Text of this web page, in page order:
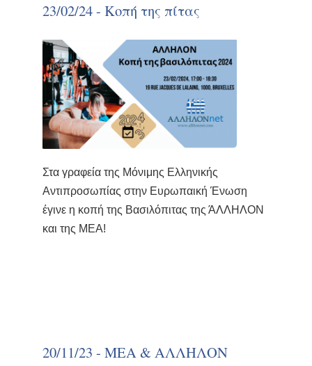
23/02/24 - Κοπή της πίτας
Στα γραφεία της Μόνιμης Ελληνικής
Αντιπροσωπίας στην Ευρωπαική Ένωση
έγινε η κοπή της Βασιλόπιτας της ΆΛΛΗΛΟΝ
και της ΜΕΑ!
20/11/23 - ΜΕΑ & ΑΛΛΗΛΟΝ